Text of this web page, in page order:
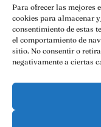
Para ofrecer las mejores
cookies para almacenar
consentimiento de estas
el comportamiento de
sitio. No consentir o
negativamente a ciertas